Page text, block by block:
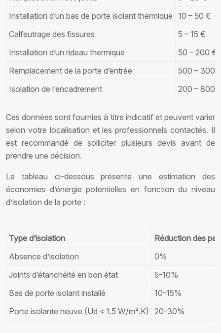
Installation d’un bas de porte isolant thermique 10 – 50 €
Calfeutrage des fissures
5 – 15 €
Installation d’un rideau thermique
50 – 200 €
Remplacement de la porte d’entrée
500 –
Isolation de l’encadrement
200 – 800
Ces données sont fournies à titre indicatif et peuvent varier
selon votre localisation et les professionnels contactés. Il
est recommandé de solliciter plusieurs devis avant de
prendre une décision.
Le tableau ci-dessous présente une estimation des
économies d’énergie potentielles en fonction du niveau
d’isolation de la porte :
Type d’isolation
Réduction des
Absence d’isolation
0%
Joints d’étanchéité en bon état
5-10%
Bas de porte isolant installé
10-15%
Porte isolante neuve (Ud ≤ 1.5 W/m².K)
20-30%